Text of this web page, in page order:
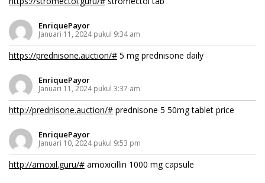
EnriquePayor
Januari 11, 2024 pukul 9:34 am
https://prednisone.auction/# 5 mg prednisone daily
EnriquePayor
Januari 11, 2024 pukul 3:37 am
http://prednisone.auction/# prednisone 5 50mg tablet price
EnriquePayor
Januari 10, 2024 pukul 9:53 pm
http://amoxil.guru/# amoxicillin 1000 mg capsule